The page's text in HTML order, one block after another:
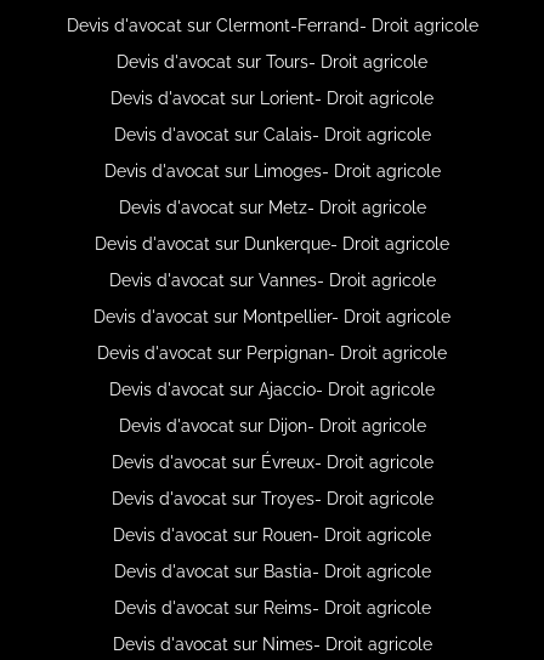
Devis d'avocat sur Clermont-Ferrand- Droit agricole
Devis d'avocat sur Tours- Droit agricole
Devis d'avocat sur Lorient- Droit agricole
Devis d'avocat sur Calais- Droit agricole
Devis d'avocat sur Limoges- Droit agricole
Devis d'avocat sur Metz- Droit agricole
Devis d'avocat sur Dunkerque- Droit agricole
Devis d'avocat sur Vannes- Droit agricole
Devis d'avocat sur Montpellier- Droit agricole
Devis d'avocat sur Perpignan- Droit agricole
Devis d'avocat sur Ajaccio- Droit agricole
Devis d'avocat sur Dijon- Droit agricole
Devis d'avocat sur Évreux- Droit agricole
Devis d'avocat sur Troyes- Droit agricole
Devis d'avocat sur Rouen- Droit agricole
Devis d'avocat sur Bastia- Droit agricole
Devis d'avocat sur Reims- Droit agricole
Devis d'avocat sur Nimes- Droit agricole